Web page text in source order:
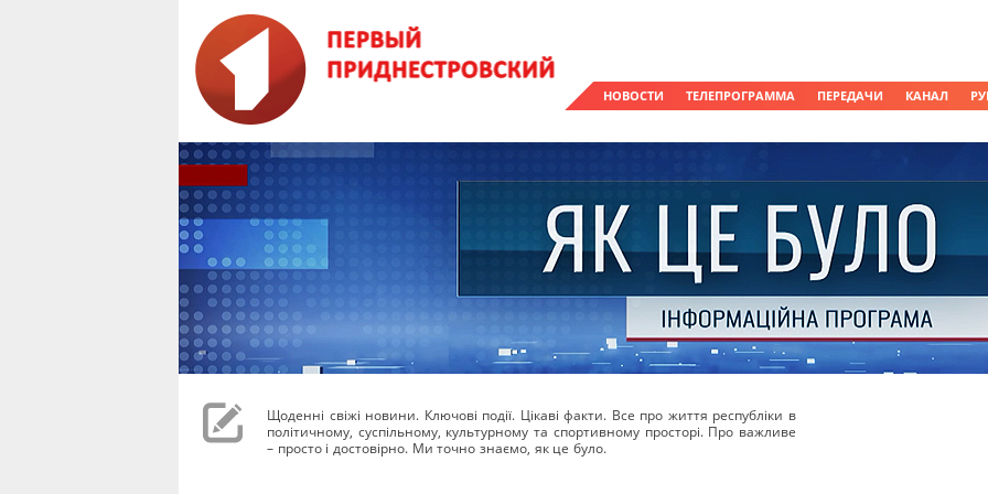
НОВОСТИ ТЕЛЕПРОГРАММА ПЕРЕДАЧИ КАНАЛ
Щоденні свіжі новини. Ключові події. Цікаві факти. Все про життя республіки в
політичному, суспільному, культурному та спортивному просторі. Про важливе
– просто і достовірно. Ми точно знаємо, як це було.